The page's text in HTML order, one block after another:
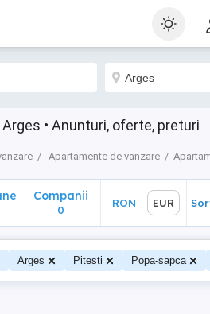
• Anunturi, oferte, preturi
Apartamente de vanzare
EUR
Companii
0
RON EUR
Arges Pitesti Popa-sapca